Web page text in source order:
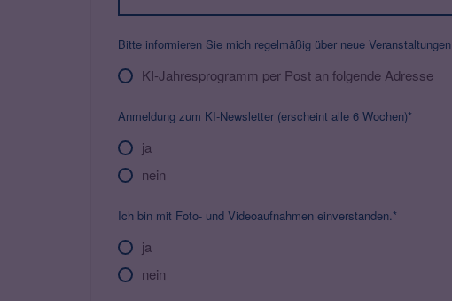
Bitte informieren Sie mich regelmäßig über neue Veranstaltungen
KI-Jahresprogramm per Post an folgende Adresse
Anmeldung zum KI-Newsletter (erscheint alle 6 Wochen)*
ja
nein
Ich bin mit Foto- und Videoaufnahmen einverstanden.*
ja
nein